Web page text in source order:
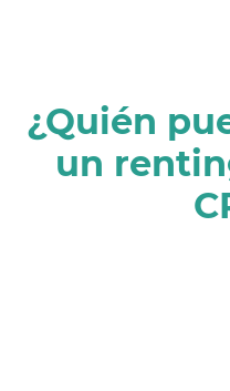
¿Quién
un